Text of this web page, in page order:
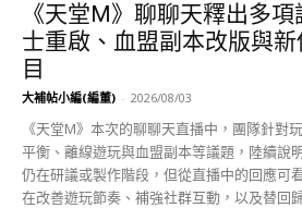
《天堂M》聊聊天釋出多
士重啟、血盟副本改版與
目
大補帖小編(編董) - 2026/08/03
《天堂M》本次的聊聊天直播中，團隊針對
平衡、離線遊玩與血盟副本等議題，陸續說
仍在研議或製作階段，但從直播中的回應可
在改善遊玩節奏、補強社群互動，以及替回